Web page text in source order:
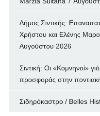
Δήμος Σιντικής:
Χρήστου και Ελένης
Αυγούστου 2026
Σιντική: Οι «Κομνηνοί»
προσφοράς στην
Σιδηρόκαστρο / Belles